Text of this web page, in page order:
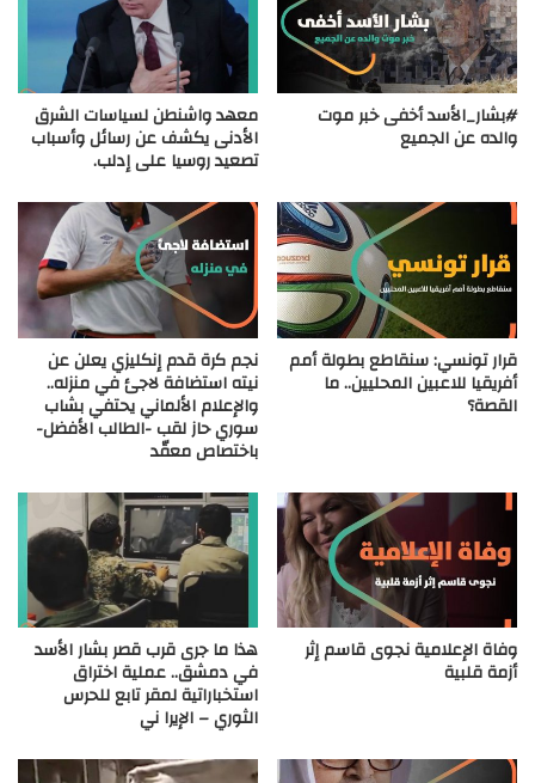
#بشار_الأسد أخفى خبر موت
والده عن الجميع
معهد واشنطن لسياسات الشرق
الأدنى يكشف عن رسائل وأسباب
تصعيد روسيا على إدلب.
قرار تونسي: سنقاطع بطولة أمم
أفريقيا للاعبين المحليين.. ما
القصة؟
نجم كرة قدم إنكليزي يعلن عن
نيته استضافة لاجئ في منزله..
والإعلام الألماني يحتفي بشاب
سوري حاز لقب -الطالب الأفضل-
باختصاص معقّد
وفاة الإعلامية نجوى قاسم إثر
أزمة قلبية
هذا ما جرى قرب قصر بشار الأسد
في دمشق.. عملية اختراق
استخباراتية لمقر تابع للحرس
الثوري – الإيرا ني